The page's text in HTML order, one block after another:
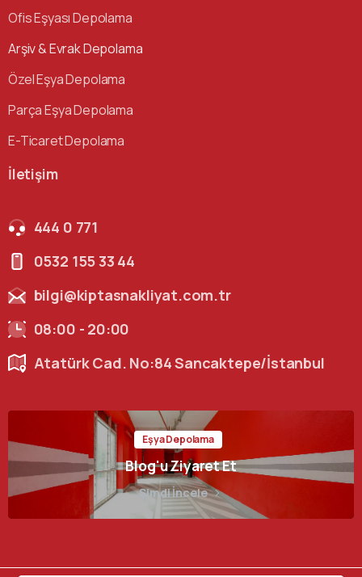
Ofis Eşyası Depolama
Arşiv & Evrak Depolama
Özel Eşya Depolama
Parça Eşya Depolama
E-Ticaret Depolama
İletişim
444 0 771
0532 155 33 44
bilgi@kiptasnakliyat.com.tr
08:00 - 20:00
Atatürk Cad. No:84 Sancaktepe/İstanbul
Eşya Depolama
Blog'u Ziyaret Et
Şimdi İncele